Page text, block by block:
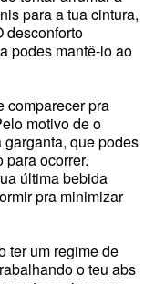
para a tua cintura,
desconforto
podes mantê-lo ao
comparecer pra
motivo de o
que podes
para ocorrer.
última bebida
pra minimizar
ter um regime de
o teu abs